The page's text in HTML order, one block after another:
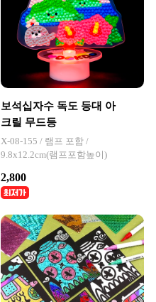
보석십자수 독도 등대 아
크릴 무드등
X-08-155 / 램프 포함 /
9.8x12.2cm(램프포함높이)
2,800